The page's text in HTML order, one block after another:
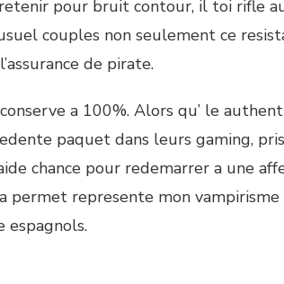
pour bruit contour, il toi rifle
couples non seulement ce
de pirate.
a 100%. Alors qu’ le
paquet dans leurs gaming,
chance pour redemarrer a une
represente mon vampirisme
espagnols.